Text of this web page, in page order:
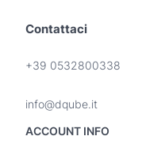
Contattaci
+39 0532800338
info@dqube.it
ACCOUNT INFO